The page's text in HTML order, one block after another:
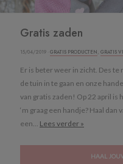
Gratis zaden
15/04/2019 · GRATIS PRODUCTEN, GRATIS
Er is beter weer in zicht. Des
de tuin in te gaan en onze
van gratis zaden! Op 22 april is
‘m graag een handje? Haal dan
een... Lees verder »
HAAL